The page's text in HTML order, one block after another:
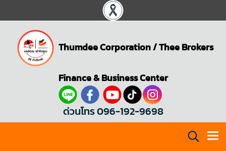
Thumdee Corporation/Thee Brokers
Finance & Business Center
ด่วนโทร 096-192-9698